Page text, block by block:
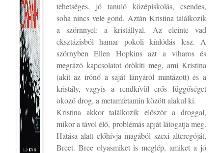
tehetséges, jó tanuló középiskolás, csendes,
soha nincs vele gond. Aztán Kristina találkozik
a szörnnyel: a kristállyal. Az eleinte vad
eksztázisból hamar pokoli kínlódás lesz. A
szörnyben Ellen Hopkins azt a viharos és
megrázó kapcsolatot örökíti meg, ami Kristina
(akit az írónő a saját lányáról mintázott) és a
kristály, vagyis a rendkívül erős függőséget
okozó drog, a metamfetamin között alakul ki.
Kristina akkor találkozik először a droggal,
mikor a távol élő, problémás apját látogatja meg.
Hatása alatt előhívja magából szexi alteregóját,
Breet. Bree olyasmiket is meglép, amiket a jó